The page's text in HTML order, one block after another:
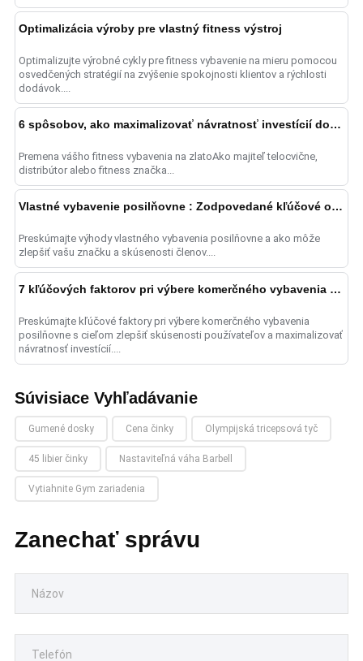
Optimalizácia výroby pre vlastný fitness výstroj
Optimalizujte výrobné cykly pre fitness vybavenie na mieru pomocou
osvedčených stratégií na zvýšenie spokojnosti klientov a rýchlosti
dodávok....
6 spôsobov, ako maximalizovať návratnosť investícií do fitnes zariadení
Premena vášho fitness vybavenia na zlatoAko majiteľ telocvične,
distribútor alebo fitness značka...
Vlastné vybavenie posilňovne : Zodpovedané kľúčové otázky
Preskúmajte výhody vlastného vybavenia posilňovne a ako môže
zlepšiť vašu značku a skúsenosti členov....
7 kľúčových faktorov pri výbere komerčného vybavenia posilňovne
Preskúmajte kľúčové faktory pri výbere komerčného vybavenia
posilňovne s cieľom zlepšiť skúsenosti používateľov a maximalizovať
návratnosť investícií....
Súvisiace Vyhľadávanie
Gumené dosky Cena činky Olympijská tricepsová tyč
45 libier činky Nastaviteľná váha Barbell
Vytiahnite Gym zariadenia
Zanechať správu